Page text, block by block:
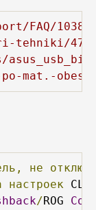
FAQ/
tehniki/473-
не
настроек
/ROG